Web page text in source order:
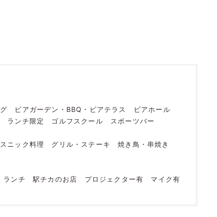
ビアガーデン・BBQ・ビアテラス
ビアホール
ランチ限定 ゴルフスクール スポーツバー
ニック料理 グリル・ステーキ
焼き鳥・串焼き
ランチ 駅チカのお店 プロジェクター有 マイク有